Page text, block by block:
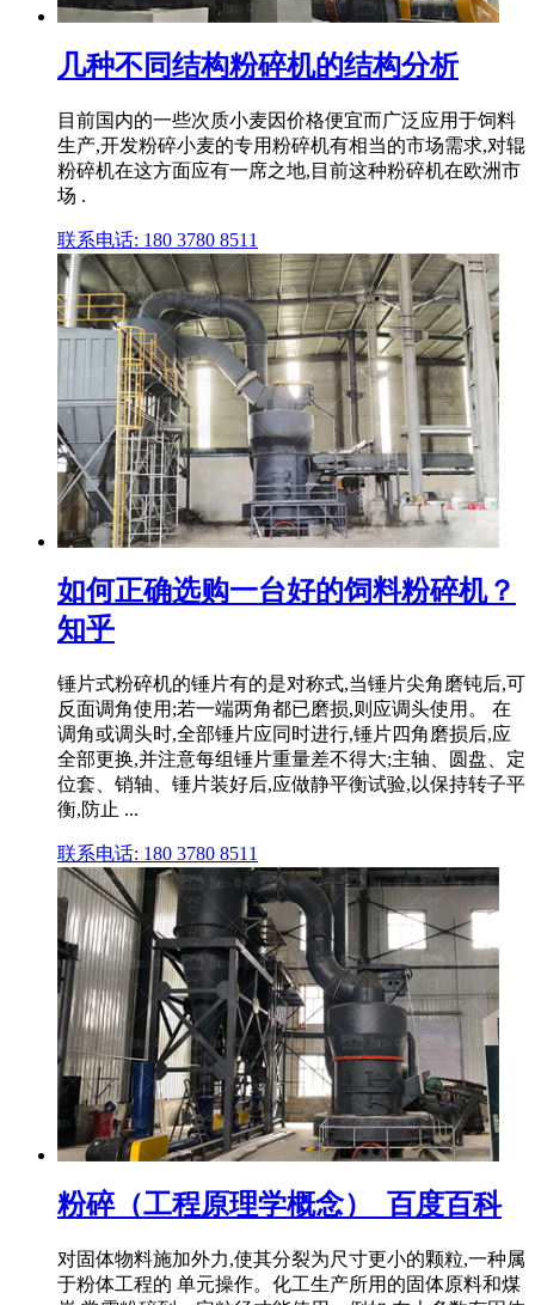
几种不同结构粉碎机的结构分析
目前国内的一些次质小麦因价格便宜而广泛应用于饲料
生产,开发粉碎小麦的专用粉碎机有相当的市场需求,对辊
粉碎机在这方面应有一席之地,目前这种粉碎机在欧洲市
场 .
联系电话: 180 3780 8511
如何正确选购一台好的饲料粉碎机？
知乎
锤片式粉碎机的锤片有的是对称式,当锤片尖角磨钝后,可
反面调角使用;若一端两角都已磨损,则应调头使用。 在
调角或调头时,全部锤片应同时进行,锤片四角磨损后,应
全部更换,并注意每组锤片重量差不得大;主轴、圆盘、定
位套、销轴、锤片装好后,应做静平衡试验,以保持转子平
衡,防止 ...
联系电话: 180 3780 8511
粉碎（工程原理学概念）_百度百科
对固体物料施加外力,使其分裂为尺寸更小的颗粒,一种属
于粉体工程的 单元操作。化工生产所用的固体原料和煤